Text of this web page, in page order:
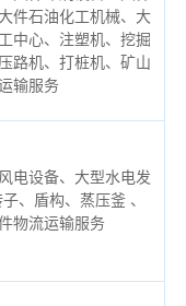
件石油化工机械、大
中心、注塑机、挖掘
路机、打桩机、矿山
输服务
电设备、大型水电发
、盾构、蒸压釜 、
物流运输服务